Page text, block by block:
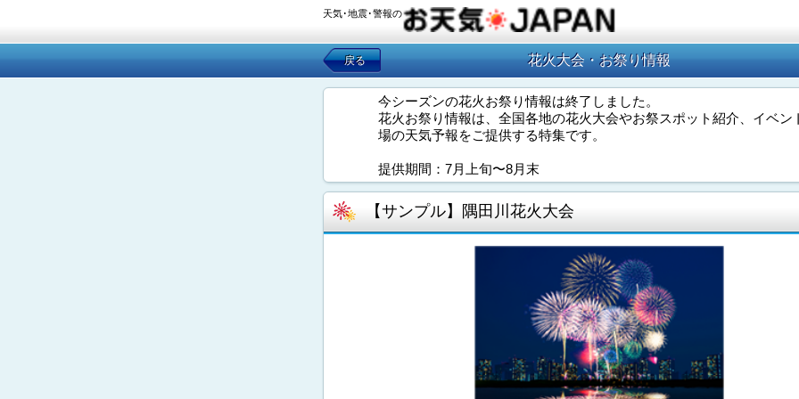
天気･地震･警報の
戻る 花火大会・お祭り情報
今シーズンの花火お祭り情報は終了しました。
花火お祭り情報は、全国各地の花火大会やお祭スポット紹介、イベン
場の天気予報をご提供する特集です。
提供期間：7月上旬〜8月末
【サンプル】隅田川花火大会